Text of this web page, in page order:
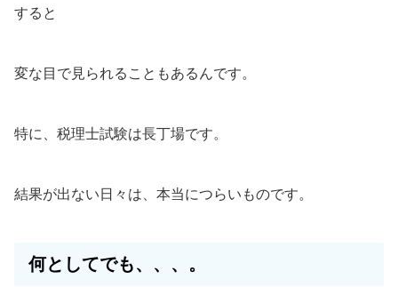
すると
変な目で見られることもあるんです。
特に、税理士試験は長丁場です。
結果が出ない日々は、本当につらいものです。
何としてでも、、、。